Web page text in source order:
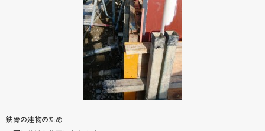
鉄骨の建物のため